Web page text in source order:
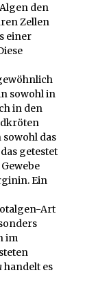
den
Zellen
einer
sowohl in
in den
das
getestet
Ein
Art
im
handelt es